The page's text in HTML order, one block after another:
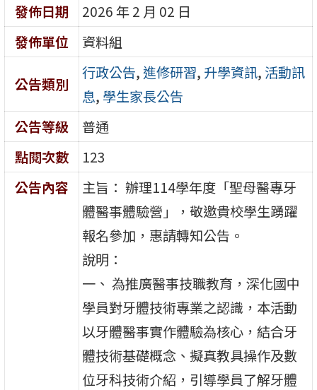
發佈日期
2026 年 2 月 02 日
發佈單位
資料組
公告類別
行政公告,進修研習, 升學資訊, 活動訊
息, 學生家長公告
公告等級
普通
點閱次數
123
公告內容
主旨： 辦理114學年度「聖母醫專牙
體醫事體驗營」，敬邀貴校學生踴躍
報名參加，惠請轉知公告。
說明：
一、 為推廣醫事技職教育，深化國中
學員對牙體技術專業之認識，本活動
以牙體醫事實作體驗為核心，結合牙
體技術基礎概念、擬真教具操作及數
位牙科技術介紹，引導學員了解牙體